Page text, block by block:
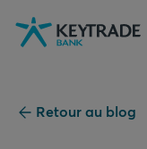
Aller
Aller
Aller
au
Retour au blog